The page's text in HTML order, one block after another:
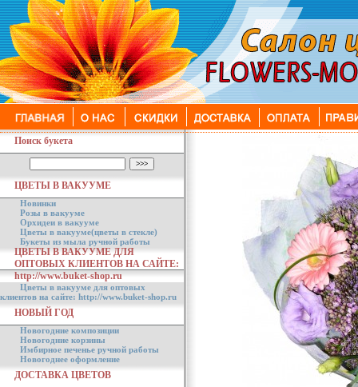
Поиск букета
ЦВЕТЫ В ВАКУУМЕ
Новинки
Розы в вакууме
Орхидеи в вакууме
Цветы в вакууме(цветы в стекле)
Букеты из мыла ручной работы
ЦВЕТЫ В ВАКУУМЕ ДЛЯ
ОПТОВЫХ КЛИЕНТОВ НА САЙТЕ:
http://www.buket-shop.ru
Цветы в вакууме для оптовых
клиентов на сайте: http://www.buket-shop.ru
НОВЫЙ ГОД
Новогодние композиции
Новогодние корзины
Имбирное печенье ручной работы
Новогоднее оформление
ДОСТАВКА ЦВЕТОВ